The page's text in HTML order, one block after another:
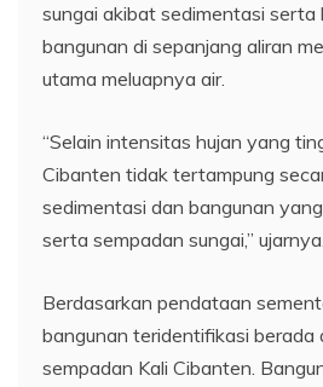
sungai akibat sedimentasi serta
bangunan di sepanjang aliran
utama meluapnya air.
“Selain intensitas hujan yang
Cibanten tidak tertampung
sedimentasi dan bangunan
serta sempadan sungai,” ujarnya.
Berdasarkan pendataan
bangunan teridentifikasi berada
sempadan Kali Cibanten.